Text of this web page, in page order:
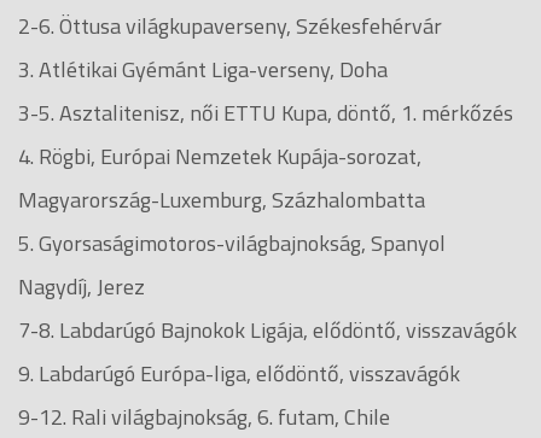
2-6. Öttusa világkupaverseny, Székesfehérvár
3. Atlétikai Gyémánt Liga-verseny, Doha
3-5. Asztalitenisz, női ETTU Kupa, döntő, 1. mérkőzés
4. Rögbi, Európai Nemzetek Kupája-sorozat,
Magyarország-Luxemburg, Százhalombatta
5. Gyorsaságimotoros-világbajnokság, Spanyol
Nagydíj, Jerez
7-8. Labdarúgó Bajnokok Ligája, elődöntő, visszavágók
9. Labdarúgó Európa-liga, elődöntő, visszavágók
9-12. Rali világbajnokság, 6. futam, Chile